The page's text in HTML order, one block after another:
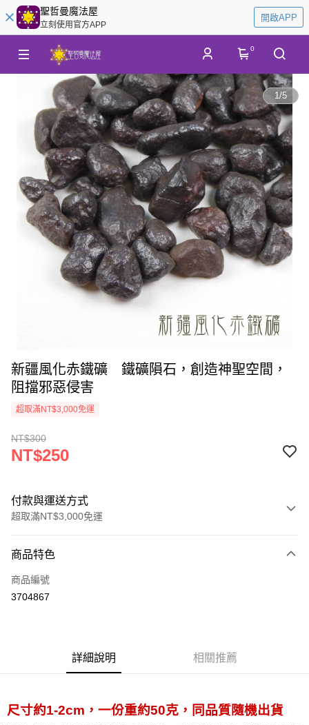
聖哲曼魔法屋
立刻使用官方APP
開啟APP
0
1/5
新疆風化赤鐵礦 鐵礦隕石，創造神聖空間，
阻擋邪惡侵害
超取滿NT$3,000免運
NT$300
NT$250
付款與運送方式
超取滿NT$3,000免運
信用卡一次付款
超商取貨付款
ATM付款
商品特色
商品編號
3704867
詳細說明 相關推薦
尺寸約1-2cm，一份重約50克，同品質隨機出貨